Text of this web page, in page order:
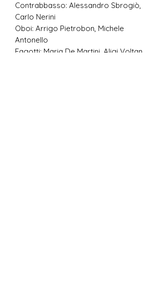
Contrabbasso: Alessandro Sbrogiò,
Carlo Nerini
Oboi: Arrigo Pietrobon, Michele
Antonello
Fagotti: Maria De Martini, Aligi Voltan